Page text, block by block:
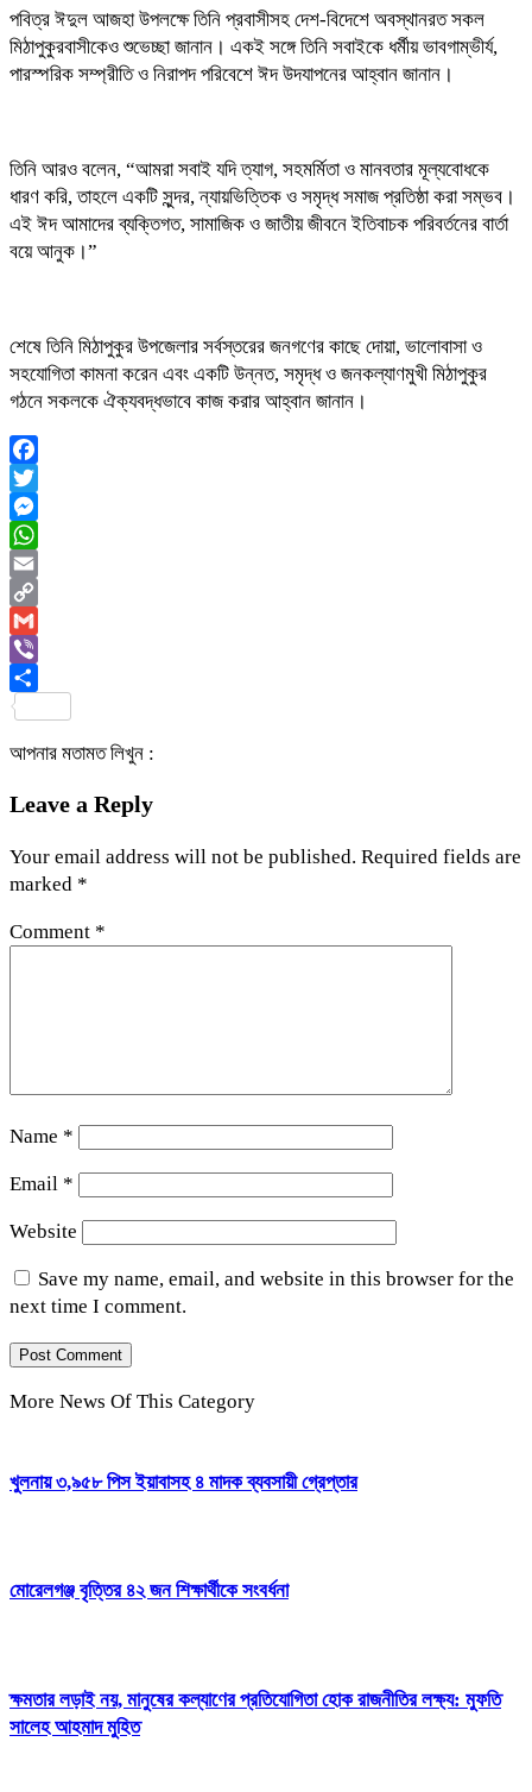
পবিত্র ঈদুল আজহা উপলক্ষে তিনি প্রবাসীসহ দেশ-বিদেশে অবস্থানরত সকল
মিঠাপুকুরবাসীকেও শুভেচ্ছা জানান। একই সঙ্গে তিনি সবাইকে ধর্মীয় ভাবগাম্ভীর্য,
পারস্পরিক সম্প্রীতি ও নিরাপদ পরিবেশে ঈদ উদযাপনের আহ্বান জানান।
তিনি আরও বলেন, “আমরা সবাই যদি ত্যাগ, সহমর্মিতা ও মানবতার মূল্যবোধকে
ধারণ করি, তাহলে একটি সুন্দর, ন্যায়ভিত্তিক ও সমৃদ্ধ সমাজ প্রতিষ্ঠা করা সম্ভব।
এই ঈদ আমাদের ব্যক্তিগত, সামাজিক ও জাতীয় জীবনে ইতিবাচক পরিবর্তনের বার্তা
বয়ে আনুক।”
শেষে তিনি মিঠাপুকুর উপজেলার সর্বস্তরের জনগণের কাছে দোয়া, ভালোবাসা ও
সহযোগিতা কামনা করেন এবং একটি উন্নত, সমৃদ্ধ ও জনকল্যাণমুখী মিঠাপুকুর
গঠনে সকলকে ঐক্যবদ্ধভাবে কাজ করার আহ্বান জানান।
Facebook
Twitter
Messenger
WhatsApp
Email
Copy
Link
Gmail
Viber
আপনার মতামত লিখুন :
Leave a Reply
Your email address will not be published. Required fields are
marked *
Comment *
Name *
Email *
Website
Save my name, email, and website in this browser for the
next time I comment.
More News Of This Category
খুলনায় ৩,৯৫৮ পিস ইয়াবাসহ ৪ মাদক ব্যবসায়ী গ্রেপ্তার
মোরেলগঞ্জ বৃত্তির ৪২ জন শিক্ষার্থীকে সংবর্ধনা
ক্ষমতার লড়াই নয়, মানুষের কল্যাণের প্রতিযোগিতা হোক রাজনীতির লক্ষ্য: মুফতি
সালেহ আহমাদ মুহিত